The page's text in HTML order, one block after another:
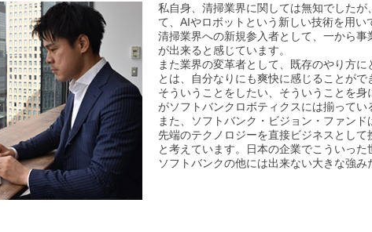
私自身、清掃業界に関しては無知でした
て、AIやロボットという新しい技術を用い
清掃業界への新規参入者として、一から
が出来ると感じています。
また業界の変革者として、既存のやり方
とは、自分なりにも爽快に感じることがで
そういうことをしたい、そういうことを
がソフトバンクロボティクスには揃ってい
また、ソフトバンク・ビジョン・ファン
先端のテクノロジーを直接ビジネスとし
と考えています。日本の企業でこういった
ソフトバンクの他には出来ない大きな強み